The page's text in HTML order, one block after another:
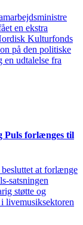
en ekstra
Kulturfonds
på den politiske
en udtalelse fra
Puls forlænges til
at forlænge
satsningen
støtte og
livemusiksektoren